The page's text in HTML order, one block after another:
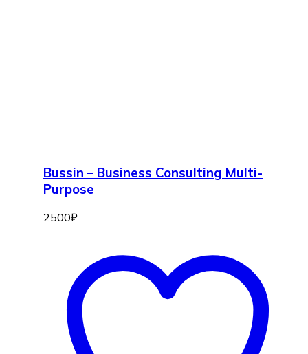
Bussin – Business Consulting Multi-
Purpose
2500₽